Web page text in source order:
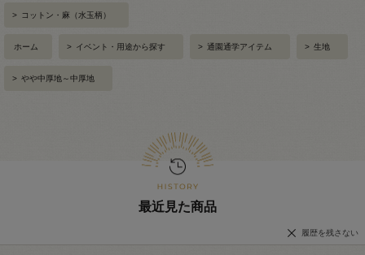
> コットン・麻（水玉柄）
ホーム > イベント・用途から探す > 通園通学アイテム > 生地
> やや中厚地～中厚地
最近見た商品
履歴を残さない